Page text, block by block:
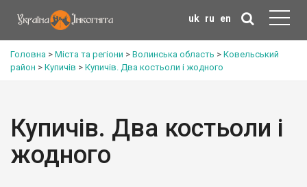
uk ru en
Головна > Міста та регіони > Волинська область > Ковельський
район > Купичів > Купичів. Два костьоли і жодного
Купичів. Два костьоли і
жодного